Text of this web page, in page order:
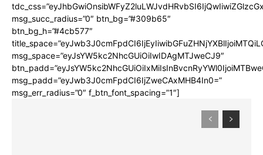
msg_succ_radius=”0″ btn_bg=”#309b65″
btn_bg_h=”#4cb577″
msg_space=”eyJsYW5kc2NhcGUiOiIwIDAgMTJweCJ9″
msg_padd=”eyJwb3J0cmFpdCI6IjZweCAxMHB4In0=”
msg_err_radius=”0″ f_btn_font_spacing=”1″]